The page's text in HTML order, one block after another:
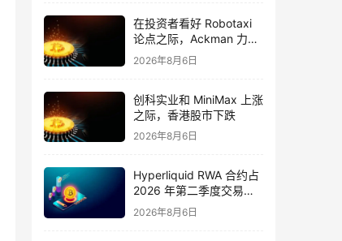
在投资者看好 Robotaxi
论点之际，Ackman 力挺
Uber 股票
2026年8月6日
创科实业和 MiniMax 上涨
之际，香港股市下跌
2026年8月6日
Hyperliquid RWA 合约占
2026 年第二季度交易活
动的 32%
2026年8月6日